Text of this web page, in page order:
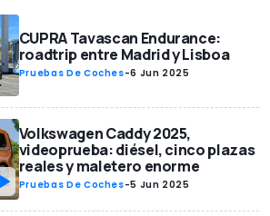
CUPRA Tavascan Endurance:
roadtrip entre Madrid y Lisboa
Pruebas De Coches-6 Jun 2025
Volkswagen Caddy 2025,
videoprueba: diésel, cinco plazas
reales y maletero enorme
Pruebas De Coches-5 Jun 2025